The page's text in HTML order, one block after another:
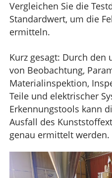
Vergleichen Sie die
Standardwert, um die
ermitteln.
Kurz gesagt: Durch den
von Beobachtung,
Materialinspektion,
Teile und elektrischer
Erkennungstools kann
Ausfall des
genau ermittelt werden.